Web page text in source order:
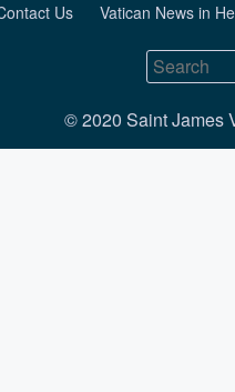
Us Vatican News in
© 2020 Saint James